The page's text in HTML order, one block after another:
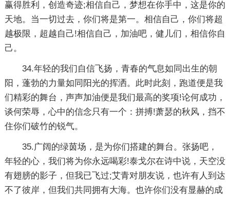
赢得胜利，创造奇迹;相信自己，梦想在你手中，这是你的
天地。当一切过去，你们将是第一。相信自己，你们将超
越极限，超越自己!相信自己，加油吧，健儿们，相信你自
己。
34.年轻的我们自信飞扬，青春的气息如同出生的朝
阳，蓬勃的力量如同阳光的挥洒。此时此刻，跑道便是我
们精彩的舞台，声声加油便是我们最高的奖项!论何成功，
谈何荣辱，心中的信念只有一个：拼搏!萧瑟的秋风，挡不
住你们破竹的锐气。
35.广阔的绿茵场，是为你们搭建的舞台。张扬吧，
年轻的心，我们将为你永远喝彩!泰戈尔在诗中说，天空没
有翅膀的影子，但我已飞过;艾青对朋友说，也许有人到达
不了彼岸，但我们共同拥有大海。也许你们没有显赫的成